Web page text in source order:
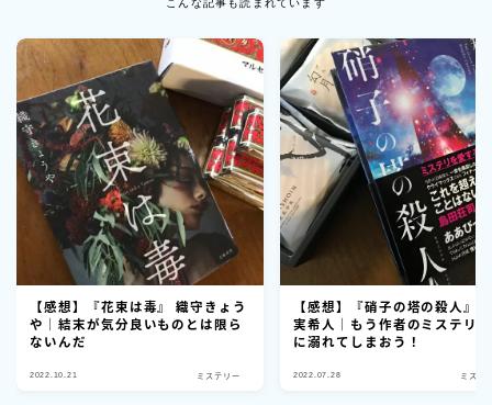
こんな記事も読まれています
【感想】『花束は毒』 織守きょう
や｜結末が気分良いものとは限ら
ないんだ
2022.10.21 ミステリー
【感想】『硝子の塔の殺人』
実希人｜もう作者のミステリ
に溺れてしまおう！
2022.07.28 ミステ